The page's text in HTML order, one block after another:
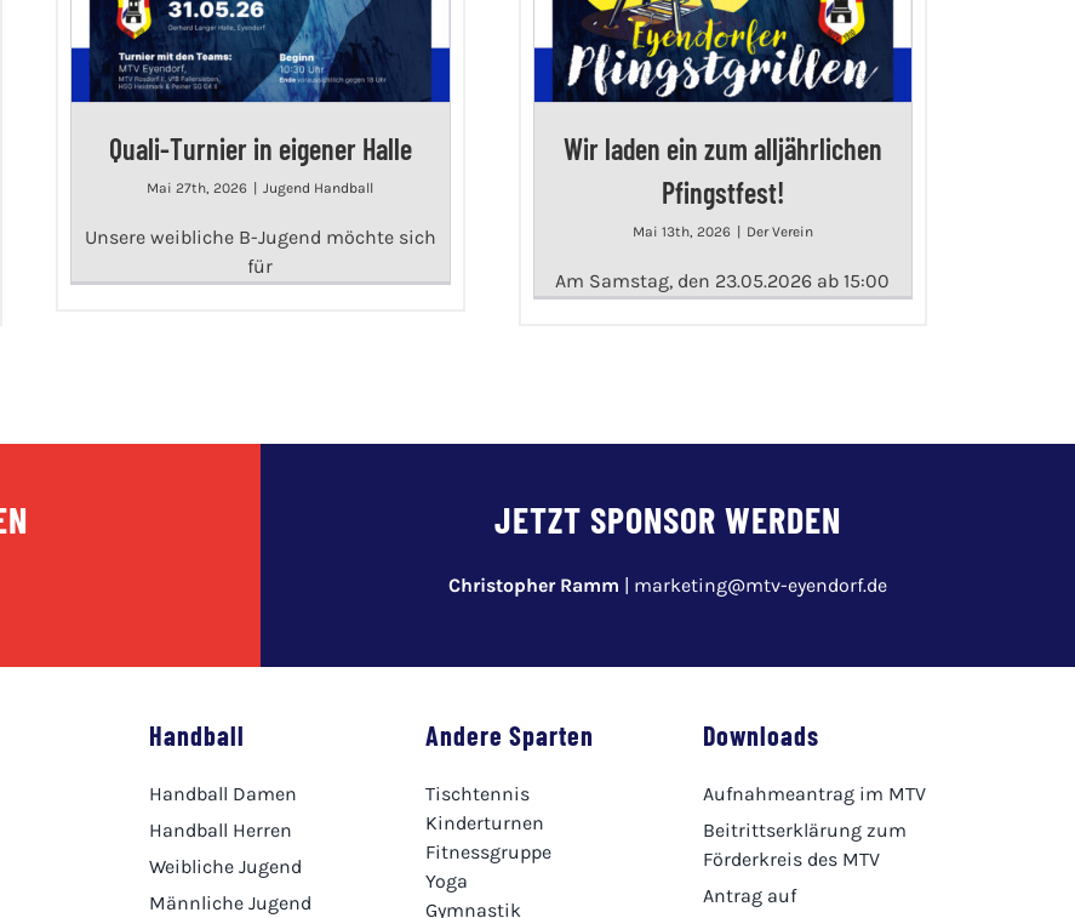
Quali-Turnier in eigener Halle
Mai 27th, 2026 Jugend Handball
Unsere weibliche B-Jugend möchte sich
für
Wir laden ein zum alljährlichen
Pfingstfest!
Mai 13th, 2026 Der Verein
Am Samstag, den 23.05.2026 ab 15:00
JETZT SPONSOR WERDEN
Christopher Ramm | marketing@mtv-eyendorf.de
Handball
Handball Damen
Handball Herren
Weibliche Jugend
Männliche Jugend
Andere Sparten
Tischtennis
Kinderturnen
Fitnessgruppe
Yoga
Gymnastik
Downloads
Aufnahmeantrag im MTV
Beitrittserklärung zum
Förderkreis des MTV
Antrag auf